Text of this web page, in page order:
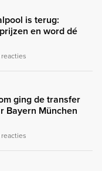
is terug:
en word dé
ging de transfer
Bayern München